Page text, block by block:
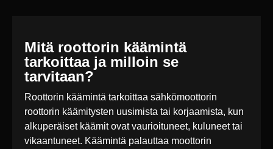
Mitä roottorin käämintä
tarkoittaa ja milloin se
tarvitaan?
Roottorin käämintä tarkoittaa sähkömoottorin
roottorin käämitysten uusimista tai korjaamista, kun
alkuperäiset käämit ovat vaurioituneet, kuluneet tai
vikaantuneet. Käämintä palauttaa moottorin